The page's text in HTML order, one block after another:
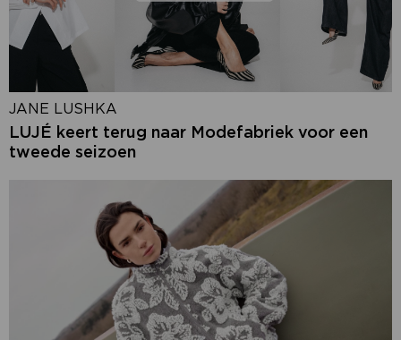
JANE LUSHKA
LUJÉ keert terug naar Modefabriek voor een
tweede seizoen